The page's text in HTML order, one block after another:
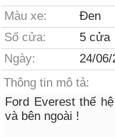
Màu xe:
Đen
Số cửa:
5 cửa
Ngày:
24/06/
Thông tin mô tả:
Ford Everest thế
và bên ngoài !